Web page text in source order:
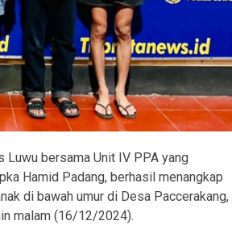
Luwu bersama Unit IV PPA yang
Hamid Padang, berhasil menangkap
di bawah umur di Desa Paccerakang,
malam (16/12/2024).